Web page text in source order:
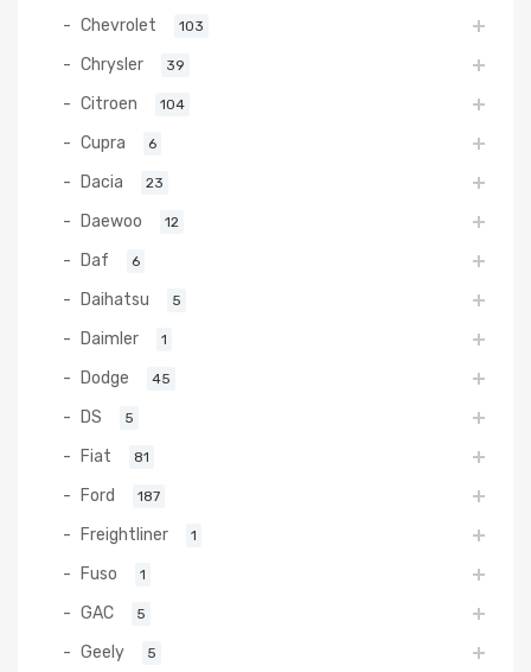
Chevrolet 103
Chrysler 39
Citroen 104
Cupra 6
Dacia 23
Daewoo 12
Daf 6
Daihatsu 5
Daimler 1
Dodge 45
DS 5
Fiat 81
Ford 187
Freightliner 1
Fuso 1
GAC 5
Geely 5